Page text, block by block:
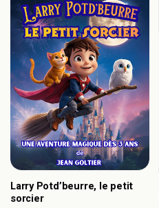
Larry Potd’beurre, le petit
sorcier